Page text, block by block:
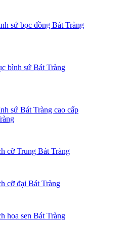
sứ bọc đồng Bát Tràng
bình sứ Bát Tràng
sứ Bát Tràng cao cấp
cỡ Trung Bát Tràng
cỡ đại Bát Tràng
hoa sen Bát Tràng